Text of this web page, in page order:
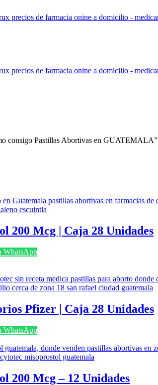
consigo Pastillas Abortivas en GUATEMALA”
200 Mcg | Caja 28 Unidades
WhatsApp
Pfizer | Caja 28 Unidades
WhatsApp
200 Mcg – 12 Unidades